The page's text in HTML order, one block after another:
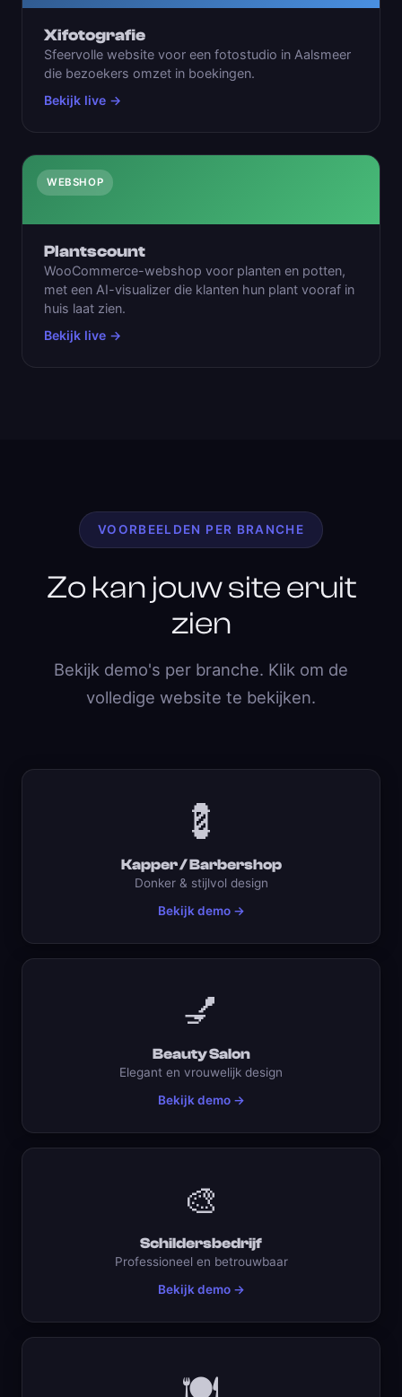
Xifotografie
Sfeervolle website voor een fotostudio in Aalsmeer
die bezoekers omzet in boekingen.
Bekijk live →
WEBSHOP
Plantscount
WooCommerce-webshop voor planten en potten,
met een AI-visualizer die klanten hun plant vooraf in
huis laat zien.
Bekijk live →
VOORBEELDEN PER BRANCHE
Zo kan jouw site eruit
zien
Bekijk demo's per branche. Klik om de
volledige website te bekijken.
💈
Kapper / Barbershop
Donker & stijlvol design
Bekijk demo →
💅
Beauty Salon
Elegant en vrouwelijk design
Bekijk demo →
🎨
Schildersbedrijf
Professioneel en betrouwbaar
Bekijk demo →